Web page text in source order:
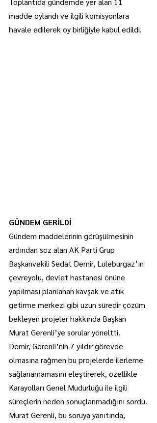
madde oylandı ve ilgili komisyonlara
havale edilerek oy birliğiyle kabul edildi.
GÜNDEM GERİLDİ
Gündem maddelerinin görüşülmesinin
ardından söz alan AK Parti Grup
Başkanvekili Sedat Demir, Lüleburgaz’ın
çevreyolu, devlet hastanesi önüne
yapılması planlanan kavşak ve atık
getirme merkezi gibi uzun süredir çözüm
bekleyen projeler hakkında Başkan
Murat Gerenli’ye sorular yöneltti.
Demir, Gerenli’nin 7 yıldır görevde
olmasına rağmen bu projelerde ilerleme
sağlanamamasını eleştirerek, özellikle
Karayolları Genel Müdürlüğü ile ilgili
süreçlerin neden sonuçlanmadığını sordu.
Murat Gerenli, bu soruya yanıtında,